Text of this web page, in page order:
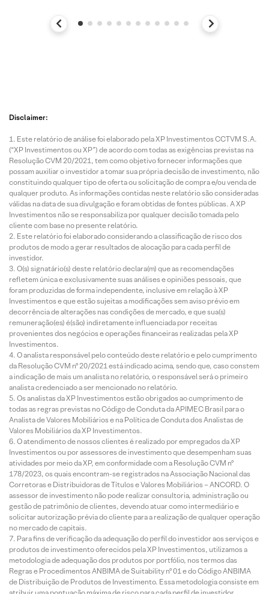
Disclaimer:
Este relatório de análise foi elaborado pela XP Investimentos CCTVM S.A.
(“XP Investimentos ou XP”) de acordo com todas as exigências previstas na
Resolução CVM 20/2021, tem como objetivo fornecer informações que
possam auxiliar o investidor a tomar sua própria decisão de investimento, não
constituindo qualquer tipo de oferta ou solicitação de compra e/ou venda de
qualquer produto. As informações contidas neste relatório são consideradas
válidas na data de sua divulgação e foram obtidas de fontes públicas. A XP
Investimentos não se responsabiliza por qualquer decisão tomada pelo
cliente com base no presente relatório.
Este relatório foi elaborado considerando a classificação de risco dos
produtos de modo a gerar resultados de alocação para cada perfil de
investidor.
O(s) signatário(s) deste relatório declara(m) que as recomendações
refletem única e exclusivamente suas análises e opiniões pessoais, que
foram produzidas de forma independente, inclusive em relação à XP
Investimentos e que estão sujeitas a modificações sem aviso prévio em
decorrência de alterações nas condições de mercado, e que sua(s)
remuneração(es) é(são) indiretamente influenciada por receitas
provenientes dos negócios e operações financeiras realizadas pela XP
Investimentos.
O analista responsável pelo conteúdo deste relatório e pelo cumprimento
da Resolução CVM nº 20/2021 está indicado acima, sendo que, caso constem
a indicação de mais um analista no relatório, o responsável será o primeiro
analista credenciado a ser mencionado no relatório.
Os analistas da XP Investimentos estão obrigados ao cumprimento de
todas as regras previstas no Código de Conduta da APIMEC Brasil para o
Analista de Valores Mobiliários e na Política de Conduta dos Analistas de
Valores Mobiliários da XP Investimentos.
O atendimento de nossos clientes é realizado por empregados da XP
Investimentos ou por assessores de investimento que desempenham suas
atividades por meio da XP, em conformidade com a Resolução CVM nº
178/2023, os quais encontram-se registrados na Associação Nacional das
Corretoras e Distribuidoras de Títulos e Valores Mobiliários – ANCORD. O
assessor de investimento não pode realizar consultoria, administração ou
gestão de patrimônio de clientes, devendo atuar como intermediário e
solicitar autorização prévia do cliente para a realização de qualquer operação
no mercado de capitais.
Para fins de verificação da adequação do perfil do investidor aos serviços e
produtos de investimento oferecidos pela XP Investimentos, utilizamos a
metodologia de adequação dos produtos por portfólio, nos termos das
Regras e Procedimentos ANBIMA de Suitability nº 01 e do Código ANBIMA
de Distribuição de Produtos de Investimento. Essa metodologia consiste em